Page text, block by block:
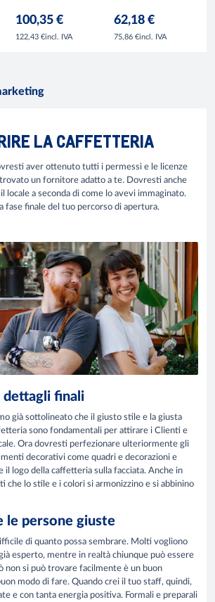
100 filtri incl.,
piastra scalda tazze
100,35 €
122,43 €incl. IVA
indicatore livello
acqua, argento
62,18 €
75,86 €incl. IVA
LA CAFFETTERIA
aver ottenuto tutti i permessi e le licenze
un fornitore adatto a te. Dovresti anche
locale a seconda di come lo avevi immaginato.
fase finale del tuo percorso di apertura.
dettagli finali
già sottolineato che il giusto stile e la giusta
sono fondamentali per attirare i Clienti e
Ora dovresti perfezionare ulteriormente gli
decorativi come quadri e decorazioni e
il logo della caffetteria sulla facciata. Anche in
che lo stile e i colori si armonizzino e si abbinino
le persone giuste
di quanto possa sembrare. Molti vogliono
esperto, mentre in realtà chiunque può essere
non si può trovare facilmente è un buon
modo di fare. Quando crei il tuo staff, quindi,
e con tanta energia positiva. Formali e preparali